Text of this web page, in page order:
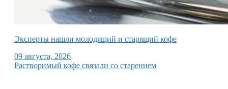
Эксперты нашли молодящий и старящий кофе
09 августа, 2026
Растворимый кофе связали со старением